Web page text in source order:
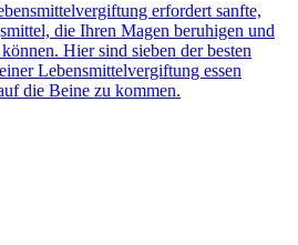
erfordert sanfte,
die Ihren Magen beruhigen und
Hier sind sieben der besten
Lebensmittelvergiftung essen
die Beine zu kommen.